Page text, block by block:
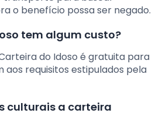
o benefício possa ser negado.
tem algum custo?
do Idoso é gratuita para
aos requisitos estipulados pela
culturais a carteira